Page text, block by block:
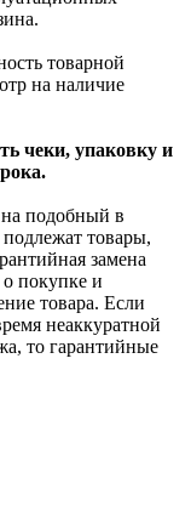
товарной
на наличие
чеки, упаковку и
на подобный в
подлежат товары,
замена
покупке и
товара. Если
неаккуратной
то гарантийные